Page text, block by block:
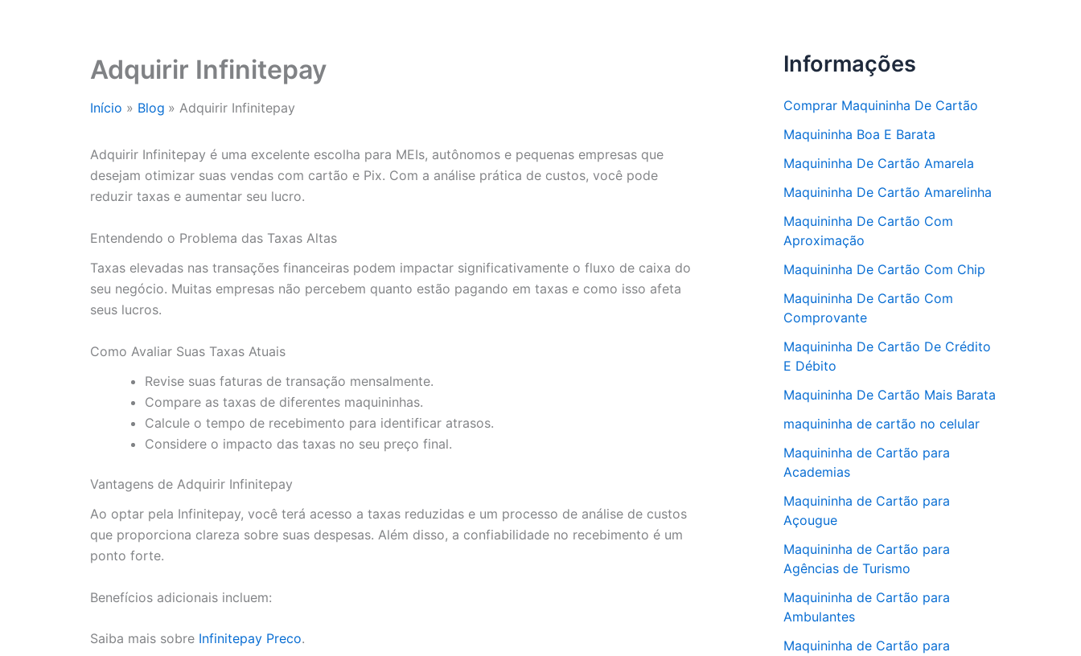
Adquirir Infinitepay
Início Blog Adquirir Infinitepay
Adquirir Infinitepay é uma excelente escolha para MEIs, autônomos e pequenas empresas que
desejam otimizar suas vendas com cartão e Pix. Com a análise prática de custos, você pode
reduzir taxas e aumentar seu lucro.
Entendendo o Problema das Taxas Altas
Taxas elevadas nas transações financeiras podem impactar significativamente o fluxo de caixa do
seu negócio. Muitas empresas não percebem quanto estão pagando em taxas e como isso afeta
seus lucros.
Como Avaliar Suas Taxas Atuais
Revise suas faturas de transação mensalmente.
Compare as taxas de diferentes maquininhas.
Calcule o tempo de recebimento para identificar atrasos.
Considere o impacto das taxas no seu preço final.
Vantagens de Adquirir Infinitepay
Ao optar pela Infinitepay, você terá acesso a taxas reduzidas e um processo de análise de custos
que proporciona clareza sobre suas despesas. Além disso, a confiabilidade no recebimento é um
ponto forte.
Benefícios adicionais incluem:
Saiba mais sobre Infinitepay Preco.
Informações
Comprar Maquininha De Cartão
Maquininha Boa E Barata
Maquininha De Cartão Amarela
Maquininha De Cartão Amarelinha
Maquininha De Cartão Com
Aproximação
Maquininha De Cartão Com Chip
Maquininha De Cartão Com
Comprovante
Maquininha De Cartão De Crédito
E Débito
Maquininha De Cartão Mais Barata
maquininha de cartão no celular
Maquininha de Cartão para
Academias
Maquininha de Cartão para
Açougue
Maquininha de Cartão para
Agências de Turismo
Maquininha de Cartão para
Ambulantes
Maquininha de Cartão para